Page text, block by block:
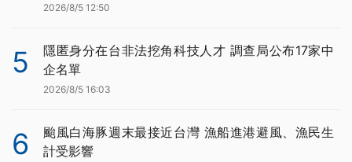
2026/8/5 12:50
5
隱匿身分在台非法挖角科技人才 調查局公布17家中
企名單
2026/8/5 16:03
6
颱風白海豚週末最接近台灣 漁船進港避風、漁民生
計受影響